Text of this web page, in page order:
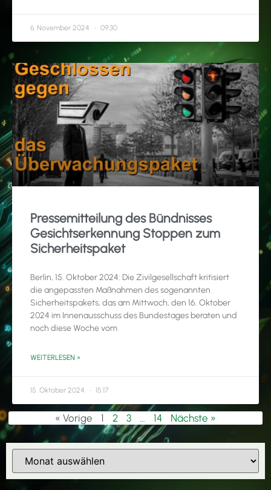
6. November 2024 09:30
Pressemitteilung des Bündnisses
Gesichtserkennung Stoppen zum
Sicherheitspaket
Berlin, 15. Oktober 2024: Die Zivilgesellschaft kritisiert
die angepassten Maßnahmen des sogenannten
Sicherheitspakets, das am Mittwoch, den 16. Oktober
2024 im Innenausschuss des Bundestages beraten und
noch diese Woche vom
WEITERLESEN »
15. Oktober 2024 15:17
« Vorige 1 2 3 14 Nächste »